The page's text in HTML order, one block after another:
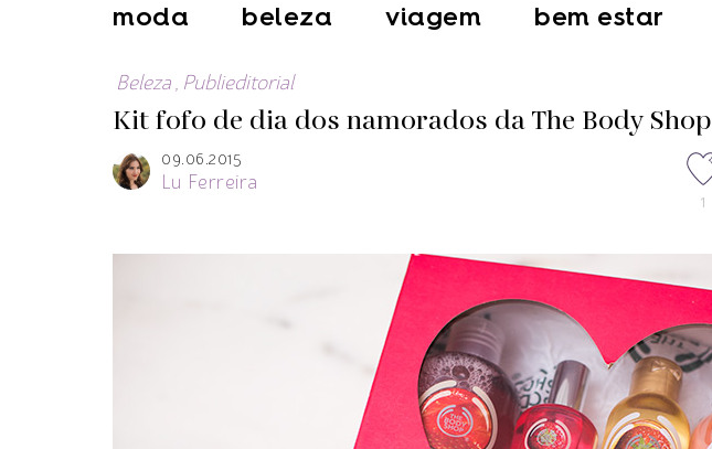
moda beleza viagem bem estar
Beleza , Publieditorial
Kit fofo de dia dos namorados da The Body Shop
09.06.2015
Lu Ferreira
1